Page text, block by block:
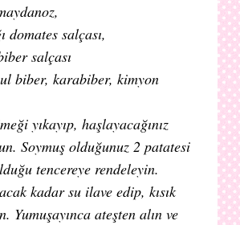
domates salçası,
salçası
biber, karabiber, kimyon
yıkayıp, haşlayacağınız
Soymuş olduğunuz 2 patatesi
tencereye rendeleyin.
kadar su ilave edip, kısık
Yumuşayınca ateşten alın ve